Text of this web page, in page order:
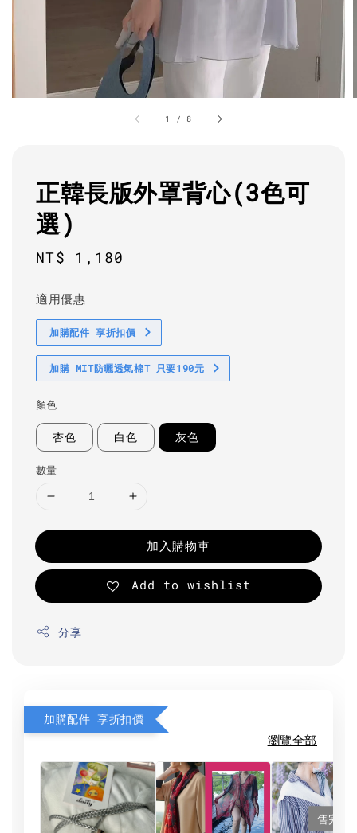
1 / 8
正韓長版外罩背心(3色可
選)
Regular
NT$ 1,180
適用優惠
加購配件 享折扣價
加購 MIT防曬透氣棉T 只要190元
顏色
杏色 白色 灰色
數量
加入購物車
Add to wishlist
分享
加購配件 享折扣價
瀏覽全部
售完